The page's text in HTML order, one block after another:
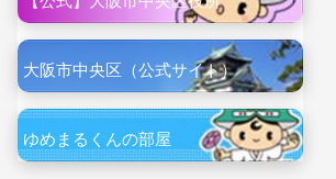
大阪市中央区（公式サイト）
ゆめまるくんの部屋